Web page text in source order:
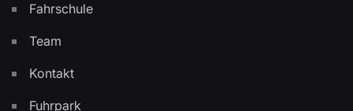
Fahrschule
Team
Kontakt
Fuhrpark